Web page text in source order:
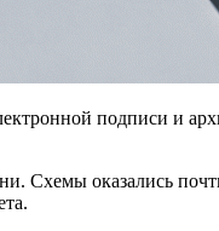
подписи и
Схемы оказались